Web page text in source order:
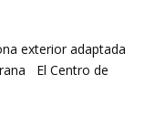
exterior adaptada
El Centro de